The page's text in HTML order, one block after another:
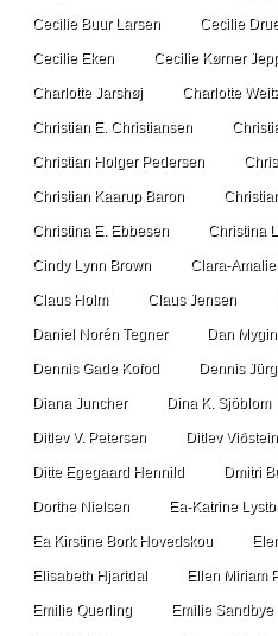
Cecilie Buur Larsen Cecilie
Cecilie Eken Cecilie Kørner
Charlotte Jarshøj Charlotte
Christian E. Christiansen
Christian Holger Pedersen
Christian Kaarup Baron
Christina E. Ebbesen Christina
Cindy Lynn Brown Clara-
Claus Holm Claus Jensen
Daniel Norén Tegner Dan
Dennis Gade Kofod Dennis
Diana Juncher Dina K. Sjöblom
Ditlev V. Petersen Ditlev
Ditte Egegaard Hennild Dmitri
Dorthe Nielsen Ea-Katrine
Ea Kirstine Bork Hovedskou
Elisabeth Hjartdal Ellen Miriam
Emilie Querling Emilie Sandbye